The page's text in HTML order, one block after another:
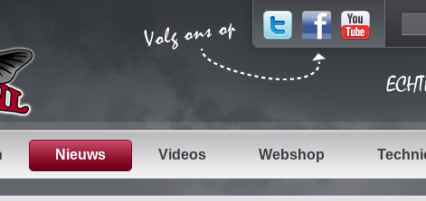
Nieuws Videos Webshop